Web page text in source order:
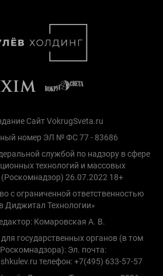
Сайт VokrugSveta.ru
номер ЭЛ № ФС 77 - 83686
службой по надзору в сфере
технологий и массовых
26.07.2022 18+
с ограниченной ответственностью
Диджитал Технологии»
Комаровская А. В.
государственных органов (в том
Эл. почта:
телефон: +7(495) 633-57-57